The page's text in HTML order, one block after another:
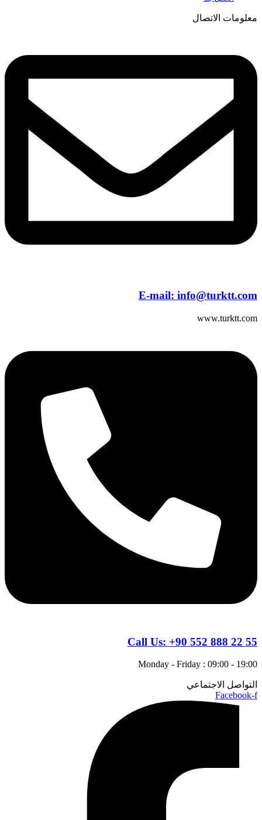
معلومات الاتصال
E-mail: info@turktt.com
www.turktt.com
Call Us: +90 552 888 22 55
Monday - Friday : 09:00 - 19:00
التواصل الاجتماعي
Facebook-f